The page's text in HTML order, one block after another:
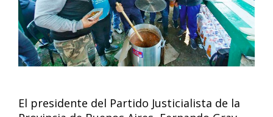
El presidente del Partido Justicialista de la